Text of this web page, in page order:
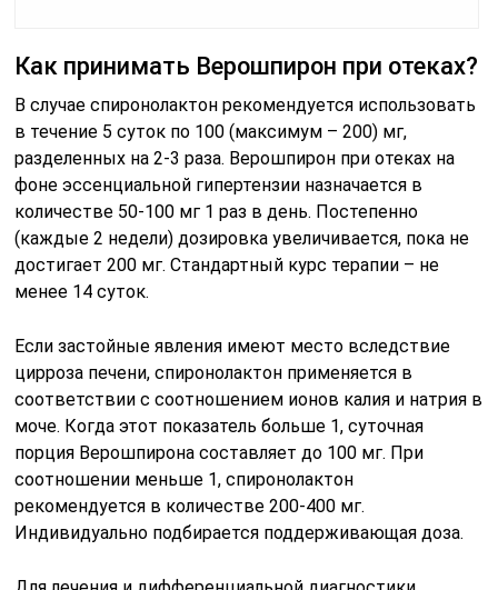
Как принимать Верошпирон при отеках?
В случае спиронолактон рекомендуется использовать
в течение 5 суток по 100 (максимум – 200) мг,
разделенных на 2-3 раза. Верошпирон при отеках на
фоне эссенциальной гипертензии назначается в
количестве 50-100 мг 1 раз в день. Постепенно
(каждые 2 недели) дозировка увеличивается, пока не
достигает 200 мг. Стандартный курс терапии – не
менее 14 суток.
Если застойные явления имеют место вследствие
цирроза печени, спиронолактон применяется в
соответствии с соотношением ионов калия и натрия в
моче. Когда этот показатель больше 1, суточная
порция Верошпирона составляет до 100 мг. При
соотношении меньше 1, спиронолактон
рекомендуется в количестве 200-400 мг.
Индивидуально подбирается поддерживающая доза.